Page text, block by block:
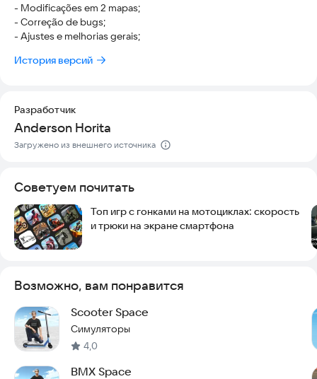
- Modificações em 2 mapas;
- Correção de bugs;
- Ajustes e melhorias gerais;
История версий
Разработчик
Anderson Horita
Загружено из внешнего источника
Советуем почитать
Топ игр с гонками на мотоциклах: скорость
и трюки на экране смартфона
Возможно, вам понравится
Scooter Space
Симуляторы
4,0
BMX Space